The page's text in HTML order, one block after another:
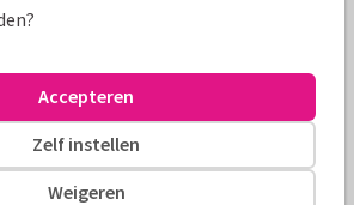
met aan de binnenzijde een eigen
lavendel gecombineerd
Weigeren
Zelf instellen
Accepteren